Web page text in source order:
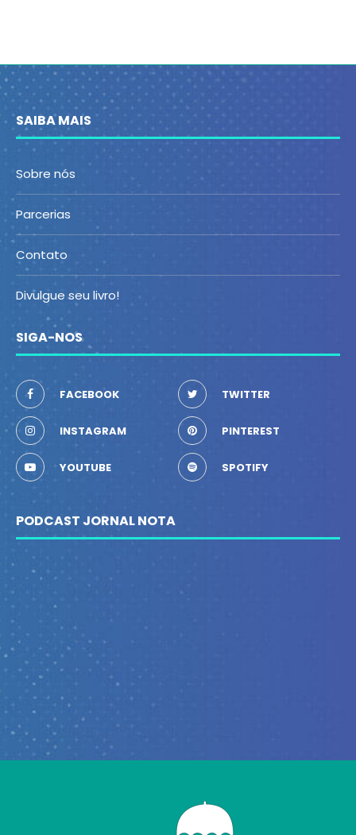
SAIBA MAIS
Sobre nós
Parcerias
Contato
Divulgue seu livro!
SIGA-NOS
FACEBOOK TWITTER
INSTAGRAM PINTEREST
YOUTUBE SPOTIFY
PODCAST JORNAL NOTA